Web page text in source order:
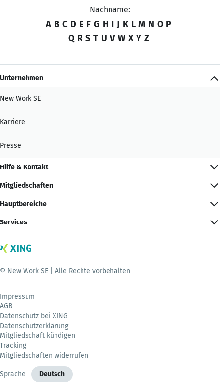
Nachname:
A B C D E F G H I J K L M N O P
Q R S T U V W X Y Z
Unternehmen
New Work SE
Karriere
Presse
Hilfe & Kontakt
Mitgliedschaften
Hauptbereiche
Services
© New Work SE | Alle Rechte vorbehalten
Impressum
AGB
Datenschutz bei XING
Datenschutzerklärung
Mitgliedschaft kündigen
Tracking
Mitgliedschaften widerrufen
Sprache Deutsch